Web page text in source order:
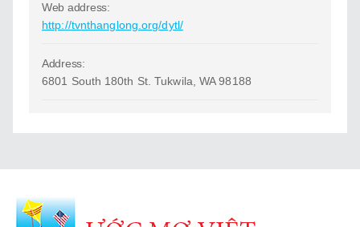
Web address:
http://tvnthanglong.org/dytl/
Address:
6801 South 180th St. Tukwila, WA 98188